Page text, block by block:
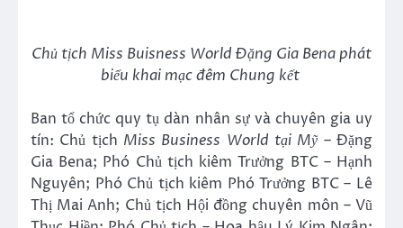
Chủ tịch Miss Buisness World Đặng Gia Bena phát
biểu khai mạc đêm Chung kết
Ban tổ chức quy tụ dàn nhân sự và chuyên gia uy
tín: Chủ tịch Miss Business World tại Mỹ– Đặng
Gia Bena; Phó Chủ tịch kiêm Trưởng BTC – Hạnh
Nguyên; Phó Chủ tịch kiêm Phó Trưởng BTC – Lê
Thị Mai Anh; Chủ tịch Hội đồng chuyên môn – Vũ